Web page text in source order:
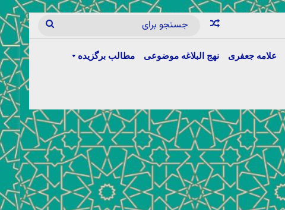
علامه جعفری نهج البلاغه موضوعی مطالب برگزیده